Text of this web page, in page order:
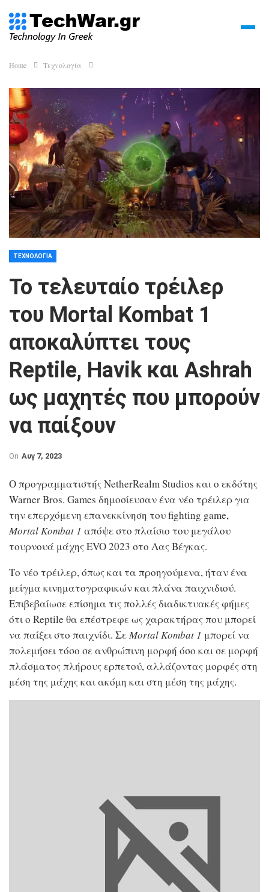
Home Τεχνολογία
ΤΕΧΝΟΛΟΓΊΑ
Το τελευταίο τρέιλερ
του Mortal Kombat 1
αποκαλύπτει τους
Reptile, Havik και Ashrah
ως μαχητές που μπορούν
να παίξουν
On Αυγ 7, 2023
Ο προγραμματιστής NetherRealm Studios και ο εκδότης
Warner Bros. Games δημοσίευσαν ένα νέο τρέιλερ για
την επερχόμενη επανεκκίνηση του fighting game,
Mortal Kombat 1 απόψε στο πλαίσιο του μεγάλου
τουρνουά μάχης EVO 2023 στο Λας Βέγκας.
Το νέο τρέιλερ, όπως και τα προηγούμενα, ήταν ένα
μείγμα κινηματογραφικών και πλάνα παιχνιδιού.
Επιβεβαίωσε επίσημα τις πολλές διαδικτυακές φήμες
ότι ο Reptile θα επέστρεφε ως χαρακτήρας που μπορεί
να παίξει στο παιχνίδι. Σε Mortal Kombat 1 μπορεί να
πολεμήσει τόσο σε ανθρώπινη μορφή όσο και σε μορφή
πλάσματος πλήρους ερπετού, αλλάζοντας μορφές στη
μέση της μάχης και ακόμη και στη μέση της μάχης.